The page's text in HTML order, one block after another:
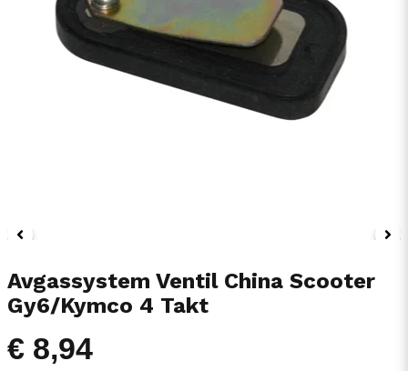
Avgassystem Ventil China Scooter
Gy6/Kymco 4 Takt
€ 8,94